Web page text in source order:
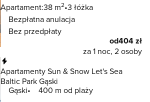
Apartament:38 m2 3 łóżka
Bezpłatna anulacja
Bez przedpłaty
od404 zł
za 1 noc, 2 osoby
Apartamenty Sun & Snow Let's Sea
Baltic Park Gąski
Gąski
400 m od plaży